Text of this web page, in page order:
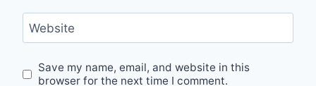
Website
Save my name, email, and website in this
browser for the next time I comment.